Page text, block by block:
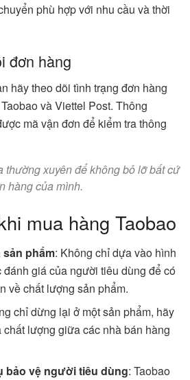
phù hợp với nhu cầu và thời
đơn hàng
hãy theo dõi tình trạng đơn hàng
và Viettel Post. Thông
mã vận đơn để kiểm tra thông
thường xuyên để không bỏ lỡ bất cứ
hàng của mình.
mua hàng Taobao
phẩm: Không chỉ dựa vào hình
đánh giá của người tiêu dùng để có
về chất lượng sản phẩm.
chỉ dừng lại ở một sản phẩm, hãy
chất lượng giữa các nhà bán hàng
bảo vệ người tiêu dùng: Taobao